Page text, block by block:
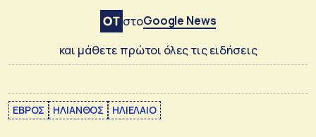
στοGoogle News
και μάθετε πρώτοι όλες τις ειδήσεις
ΕΒΡΟΣ ΗΛΙΑΝΘΟΣ ΗΛΙΕΛΑΙΟ